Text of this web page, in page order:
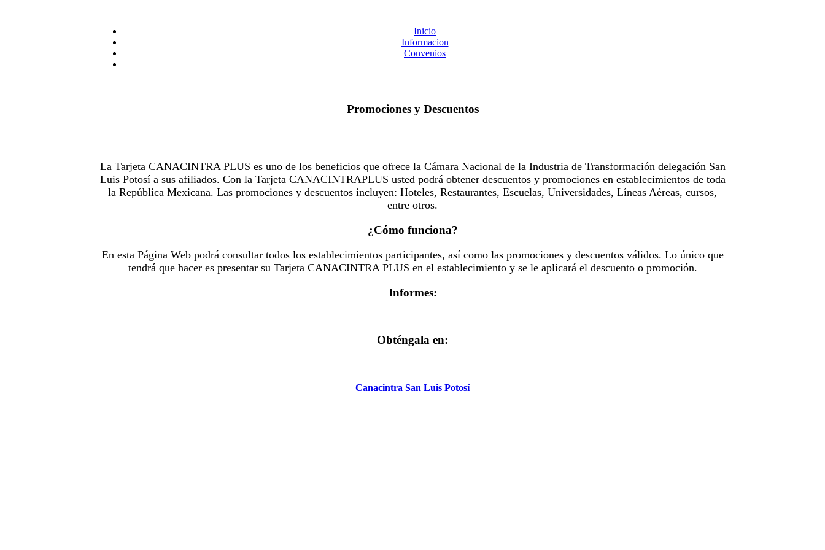
Inicio
Informacion
Convenios
Promociones y Descuentos
La Tarjeta CANACINTRA PLUS es uno de los beneficios que ofrece la Cámara Nacional de la Industria de Transformación delegación San
Luis Potosí a sus afiliados. Con la Tarjeta CANACINTRAPLUS usted podrá obtener descuentos y promociones en establecimientos de toda
la República Mexicana. Las promociones y descuentos incluyen: Hoteles, Restaurantes, Escuelas, Universidades, Líneas Aéreas, cursos,
entre otros.
¿Cómo funciona?
En esta Página Web podrá consultar todos los establecimientos participantes, así como las promociones y descuentos válidos. Lo único que
tendrá que hacer es presentar su Tarjeta CANACINTRA PLUS en el establecimiento y se le aplicará el descuento o promoción.
Informes:
Obténgala en:
Canacintra San Luis Potosí